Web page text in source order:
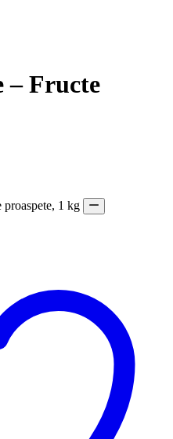
– Fructe
proaspete, 1 kg